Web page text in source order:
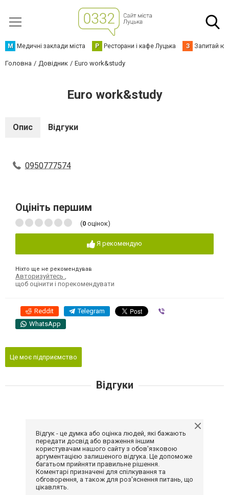
М Медичні заклади міста Р Ресторани і кафе Луцька З Запитай
Головна Довідник Euro work&study
Euro work&study
Опис Відгуки
0950777574
Оцініть першим
(0 оцінок)
Я рекомендую
Ніхто ще не рекомендував
Авторизуйтесь
щоб оцінити і порекомендувати
Reddit Telegram
WhatsApp
Це моє підприємство
Відгуки
Відгук - це думка або оцінка людей, які бажають
передати досвід або враження іншим
користувачам нашого сайту з обов'язковою
аргументацією залишеного відгука. Це допоможе
багатьом прийняти правильне рішення.
Коментарі призначені для спілкування та
обговорення, а також для роз'яснення питань, що
цікавлять.